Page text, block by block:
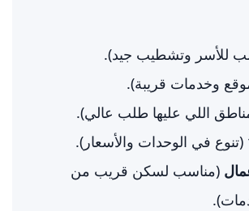
للأسر وتشطيب جيد).
وخدمات قريبة).
اللي عليها طلب عالي).
(تنوع في الوحدات والأسعار).
(مناسب لسكن قريب من